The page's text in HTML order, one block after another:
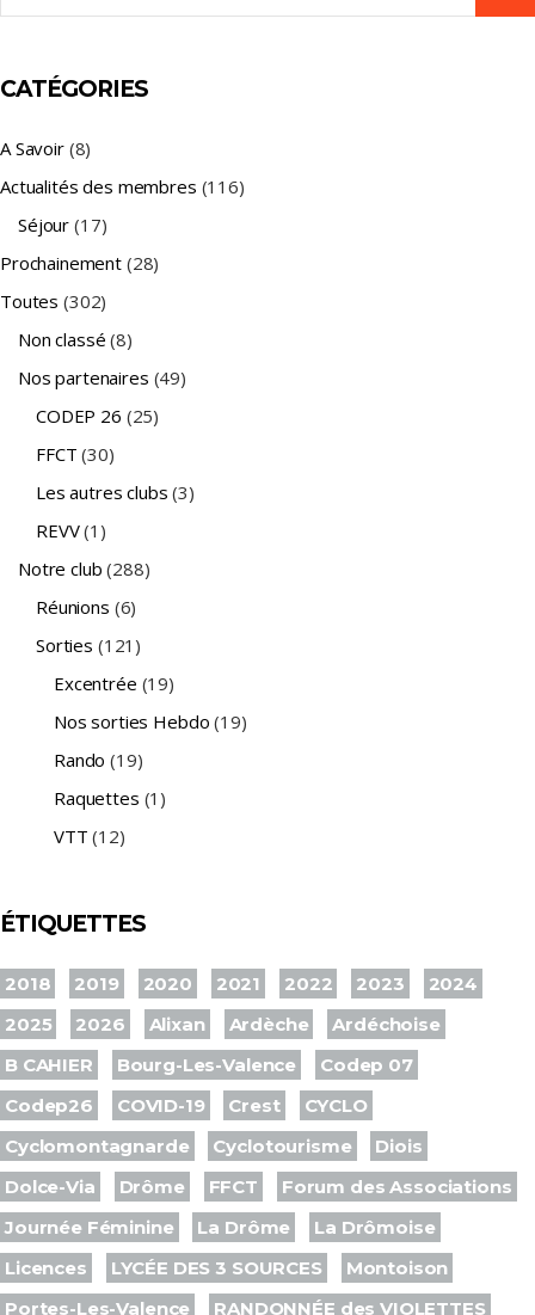
CATÉGORIES
A Savoir(8)
Actualités des membres (116)
Séjour (17)
Prochainement (28)
Toutes (302)
Non classé (8)
Nos partenaires (49)
CODEP 26 (25)
FFCT (30)
Les autres clubs (3)
REVV(1)
Notre club (288)
Réunions (6)
Sorties (121)
Excentrée (19)
Nos sorties Hebdo (19)
Rando (19)
Raquettes (1)
VTT (12)
ÉTIQUETTES
2018 2019 2020 2021 2022 2023
2024
2025
2026 Alixan Ardèche
Ardéchoise
B CAHIER
Bourg-Les-Valence
Codep 07
Codep26
COVID-19 Crest
CYCLO
Cyclomontagnarde
Cyclotourisme
Diois
Dolce-Via
Drôme FFCT
Forum des Associations
Journée Féminine
La Drôme
La Drômoise
Licences
LYCÉE DES 3 SOURCES
Montoison
Portes-Les-Valence
RANDONNÉE des VIOLETTES